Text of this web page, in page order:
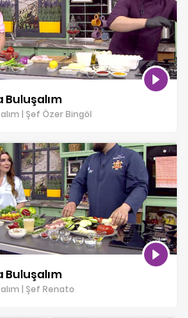
| Şef Özer Bingöl
| Şef Renato